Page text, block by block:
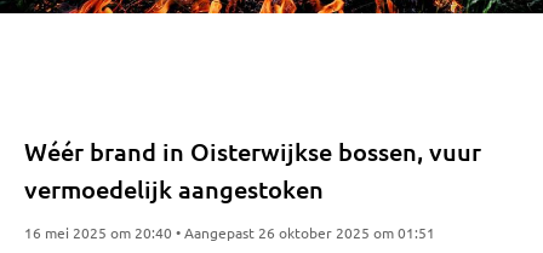
Wéér brand in Oisterwijkse bossen, vuur
vermoedelijk aangestoken
16 mei 2025 om 20:40 • Aangepast 26 oktober 2025 om 01:51